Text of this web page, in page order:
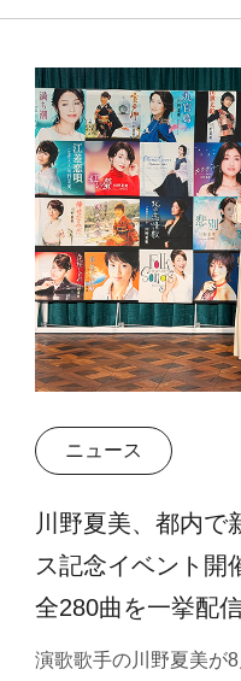
ニュース
川野夏美、都内で
ス記念イベント
全280曲を一挙配
演歌歌手の川野夏美が